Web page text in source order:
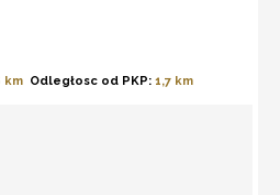
km Odległosc od PKP: 1,7 km